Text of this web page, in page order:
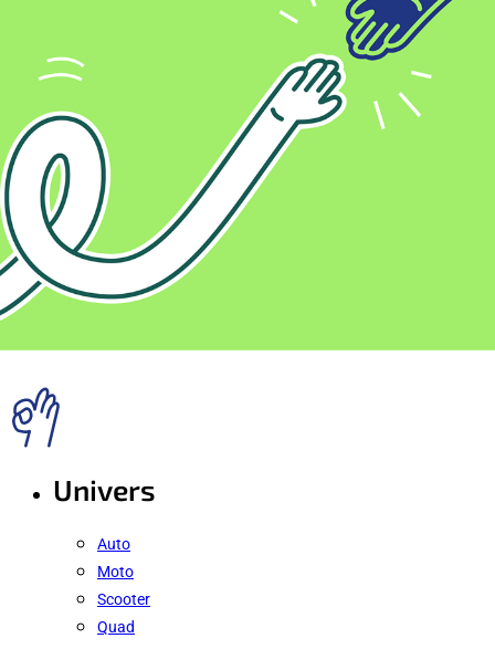
Univers
Auto
Moto
Scooter
Quad